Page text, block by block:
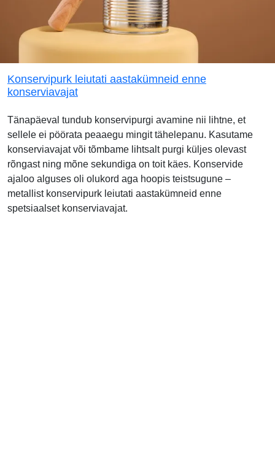
Konservipurk leiutati aastakümneid enne
konserviavajat
Tänapäeval tundub konservipurgi avamine nii lihtne, et
sellele ei pöörata peaaegu mingit tähelepanu. Kasutame
konserviavajat või tõmbame lihtsalt purgi küljes olevast
rõngast ning mõne sekundiga on toit käes. Konservide
ajaloo alguses oli olukord aga hoopis teistsugune –
metallist konservipurk leiutati aastakümneid enne
spetsiaalset konserviavajat.